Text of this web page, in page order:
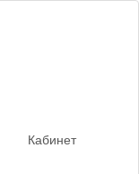
Кабинет